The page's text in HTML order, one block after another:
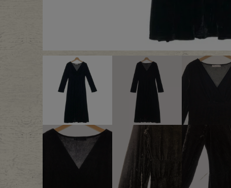
Fafatt Kidswear
小物・アクセサリーから探す
Eye Wear Cap